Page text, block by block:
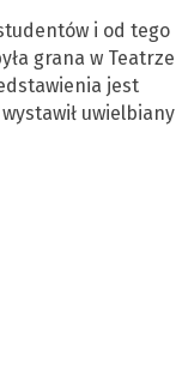
i od tego
grana w Teatrze
jest
uwielbiany